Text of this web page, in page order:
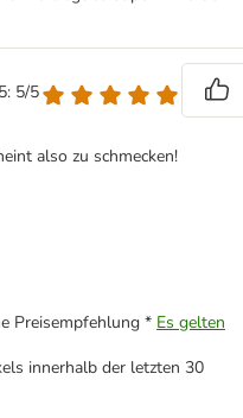
5/5
also zu schmecken!
Preisempfehlung * Es gelten
innerhalb der letzten 30